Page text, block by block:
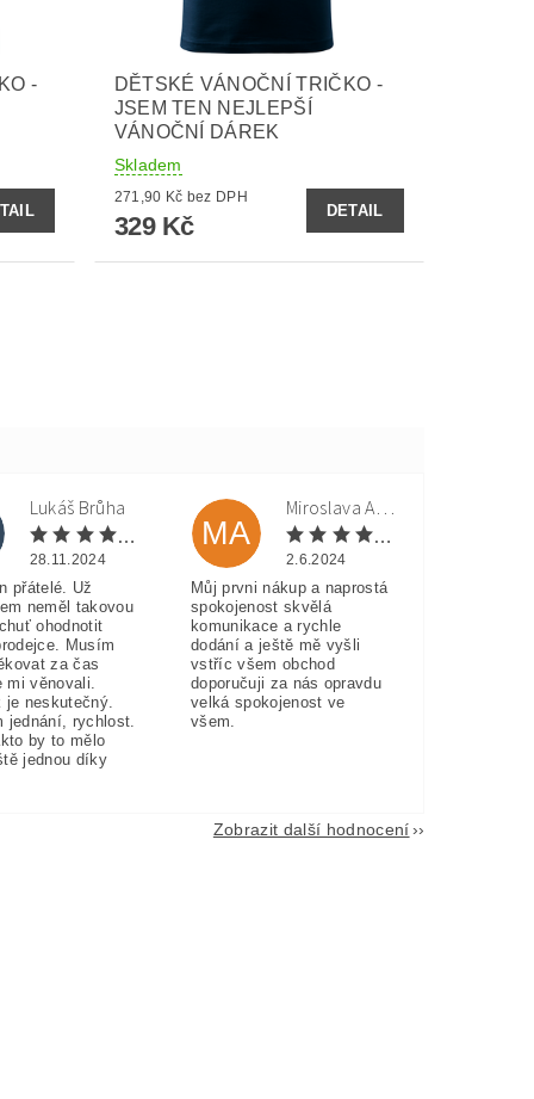
-
DĚTSKÉ VÁNOČNÍ TRIČKO -
JSEM TEN NEJLEPŠÍ
VÁNOČNÍ DÁREK
Skladem
271,90 Kč bez DPH
329 Kč
DETAIL
Lukáš Brůha
28.11.2024
přátelé. Už
neměl takovou
ohodnotit
Musím
za čas
věnovali.
je neskutečný.
jednání, rychlost.
by to mělo
jednou díky
MA
Miroslava Andorková
2.6.2024
Můj prvni nákup a naprostá
spokojenost skvělá
komunikace a rychle
dodání a ještě mě vyšli
vstříc všem obchod
doporučuji za nás opravdu
velká spokojenost ve
všem.
Zobrazit další hodnocení